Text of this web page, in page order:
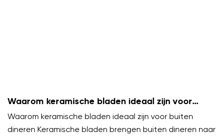
Waarom keramische bladen ideaal zijn voor
buiten dineren
Waarom keramische bladen ideaal zijn voor buiten
dineren Keramische bladen brengen buiten dineren naar